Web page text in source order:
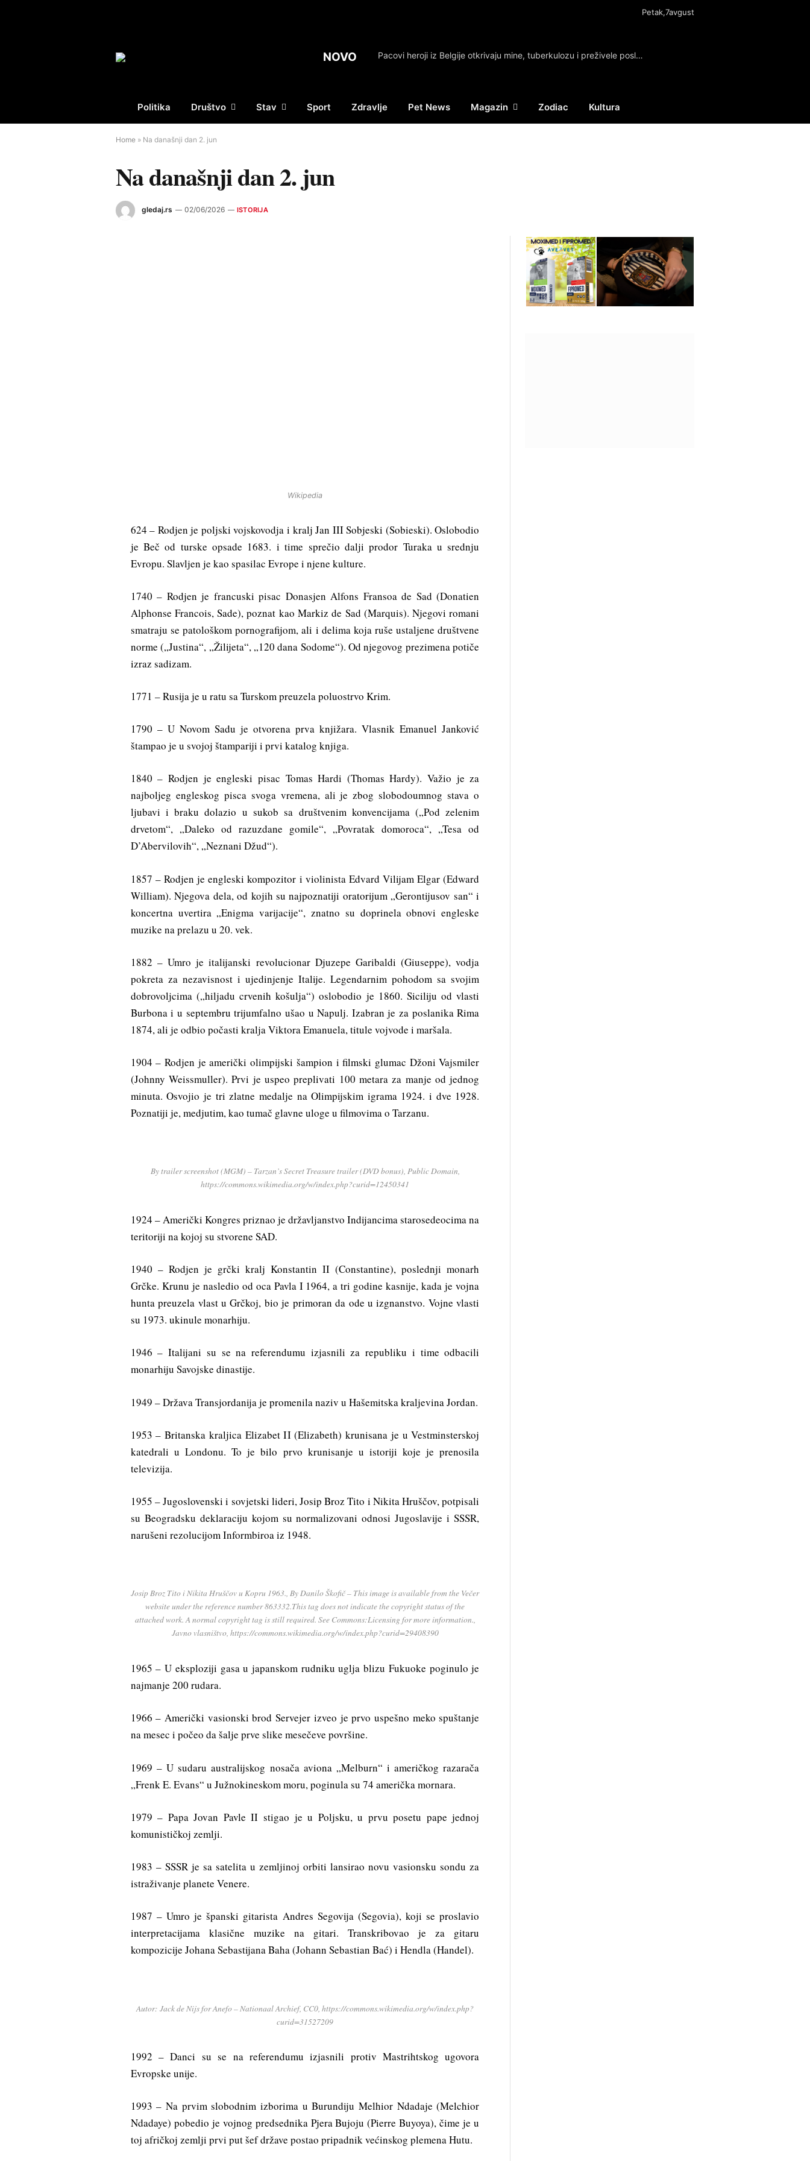
Petak,7avgust
NOVO Pacovi heroji iz Belgije otkrivaju mine, tuberkulozu i preživele posle zemljotresa
Politika Društvo Stav Sport Zdravlje Pet News Magazin Zodiac Kultura
(Twitter)
Home » Na današnji dan 2. jun
Na današnji dan 2. jun
gledaj.rs 02/06/2026 ISTORIJA
Wikipedia
624 – Rodjen je poljski vojskovodja i kralj Jan III Sobjeski (Sobieski). Oslobodio
je Beč od turske opsade 1683. i time sprečio dalji prodor Turaka u srednju
Evropu. Slavljen je kao spasilac Evrope i njene kulture.
1740 – Rodjen je francuski pisac Donasjen Alfons Fransoa de Sad (Donatien
Alphonse Francois, Sade), poznat kao Markiz de Sad (Marquis). Njegovi romani
smatraju se patološkom pornografijom, ali i delima koja ruše ustaljene društvene
norme („Justina“, „Žilijeta“, „120 dana Sodome“). Od njegovog prezimena potiče
izraz sadizam.
1771 – Rusija je u ratu sa Turskom preuzela poluostrvo Krim.
1790 – U Novom Sadu je otvorena prva knjižara. Vlasnik Emanuel Janković
štampao je u svojoj štampariji i prvi katalog knjiga.
1840 – Rodjen je engleski pisac Tomas Hardi (Thomas Hardy). Važio je za
najboljeg engleskog pisca svoga vremena, ali je zbog slobodoumnog stava o
ljubavi i braku dolazio u sukob sa društvenim konvencijama („Pod zelenim
drvetom“, „Daleko od razuzdane gomile“, „Povratak domoroca“, „Tesa od
D’Abervilovih“, „Neznani Džud“).
1857 – Rodjen je engleski kompozitor i violinista Edvard Vilijam Elgar (Edward
William). Njegova dela, od kojih su najpoznatiji oratorijum „Gerontijusov san“ i
koncertna uvertira „Enigma varijacije“, znatno su doprinela obnovi engleske
muzike na prelazu u 20. vek.
1882 – Umro je italijanski revolucionar Djuzepe Garibaldi (Giuseppe), vodja
pokreta za nezavisnost i ujedinjenje Italije. Legendarnim pohodom sa svojim
dobrovoljcima („hiljadu crvenih košulja“) oslobodio je 1860. Siciliju od vlasti
Burbona i u septembru trijumfalno ušao u Napulj. Izabran je za poslanika Rima
1874, ali je odbio počasti kralja Viktora Emanuela, titule vojvode i maršala.
1904 – Rodjen je američki olimpijski šampion i filmski glumac Džoni Vajsmiler
(Johnny Weissmuller). Prvi je uspeo preplivati 100 metara za manje od jednog
minuta. Osvojio je tri zlatne medalje na Olimpijskim igrama 1924. i dve 1928.
Poznatiji je, medjutim, kao tumač glavne uloge u filmovima o Tarzanu.
By trailer screenshot (MGM) – Tarzan’s Secret Treasure trailer (DVD bonus), Public Domain,
https://commons.wikimedia.org/w/index.php?curid=12450341
1924 – Američki Kongres priznao je državljanstvo Indijancima starosedeocima na
teritoriji na kojoj su stvorene SAD.
1940 – Rodjen je grčki kralj Konstantin II (Constantine), poslednji monarh
Grčke. Krunu je nasledio od oca Pavla I 1964, a tri godine kasnije, kada je vojna
hunta preuzela vlast u Grčkoj, bio je primoran da ode u izgnanstvo. Vojne vlasti
su 1973. ukinule monarhiju.
1946 – Italijani su se na referendumu izjasnili za republiku i time odbacili
monarhiju Savojske dinastije.
1949 – Država Transjordanija je promenila naziv u Hašemitska kraljevina Jordan.
1953 – Britanska kraljica Elizabet II (Elizabeth) krunisana je u Vestminsterskoj
katedrali u Londonu. To je bilo prvo krunisanje u istoriji koje je prenosila
televizija.
1955 – Jugoslovenski i sovjetski lideri, Josip Broz Tito i Nikita Hruščov, potpisali
su Beogradsku deklaraciju kojom su normalizovani odnosi Jugoslavije i SSSR,
narušeni rezolucijom Informbiroa iz 1948.
Josip Broz Tito i Nikita Hruščov u Kopru 1963., By Danilo Škofič – This image is available from the Večer
website under the reference number 863332.This tag does not indicate the copyright status of the
attached work. A normal copyright tag is still required. See Commons:Licensing for more information.,
Javno vlasništvo, https://commons.wikimedia.org/w/index.php?curid=29408390
1965 – U eksploziji gasa u japanskom rudniku uglja blizu Fukuoke poginulo je
najmanje 200 rudara.
1966 – Američki vasionski brod Servejer izveo je prvo uspešno meko spuštanje
na mesec i počeo da šalje prve slike mesečeve površine.
1969 – U sudaru australijskog nosača aviona „Melburn“ i američkog razarača
„Frenk E. Evans“ u Južnokineskom moru, poginula su 74 američka mornara.
1979 – Papa Jovan Pavle II stigao je u Poljsku, u prvu posetu pape jednoj
komunističkoj zemlji.
1983 – SSSR je sa satelita u zemljinoj orbiti lansirao novu vasionsku sondu za
istraživanje planete Venere.
1987 – Umro je španski gitarista Andres Segovija (Segovia), koji se proslavio
interpretacijama klasične muzike na gitari. Transkribovao je za gitaru
kompozicije Johana Sebastijana Baha (Johann Sebastian Bać) i Hendla (Handel).
Autor: Jack de Nijs for Anefo – Nationaal Archief, CC0, https://commons.wikimedia.org/w/index.php?
curid=31527209
1992 – Danci su se na referendumu izjasnili protiv Mastrihtskog ugovora
Evropske unije.
1993 – Na prvim slobodnim izborima u Burundiju Melhior Ndadaje (Melchior
Ndadaye) pobedio je vojnog predsednika Pjera Bujoju (Pierre Buyoya), čime je u
toj afričkoj zemlji prvi put šef države postao pripadnik većinskog plemena Hutu.